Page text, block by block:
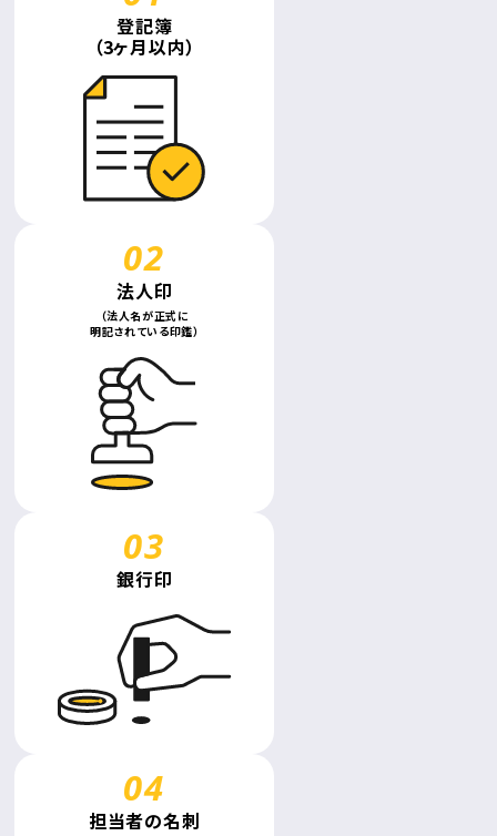
登記簿
（3ヶ月以内）
法人印
（法人名が正式に
明記されている印鑑）
銀行印
担当者の名刺